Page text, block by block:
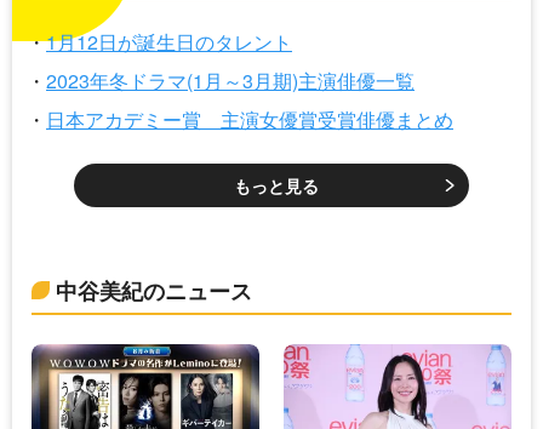
1月12日が誕生日のタレント
2023年冬ドラマ(1月～3月期)主演俳優一覧
日本アカデミー賞 主演女優賞受賞俳優まとめ
もっと見る
中谷美紀のニュース